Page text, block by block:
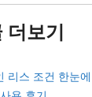
보기
리스 조건 한눈에